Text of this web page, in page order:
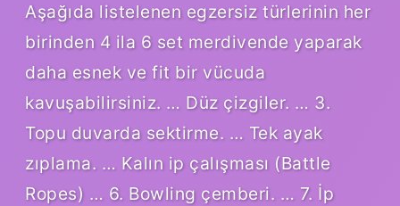
Aşağıda listelenen egzersiz türlerinin her
birinden 4 ila 6 set merdivende yaparak
daha esnek ve fit bir vücuda
kavuşabilirsiniz. … Düz çizgiler. … 3.
Topu duvarda sektirme. … Tek ayak
zıplama. … Kalın ip çalışması (Battle
Ropes) … 6. Bowling çemberi. … 7. İp